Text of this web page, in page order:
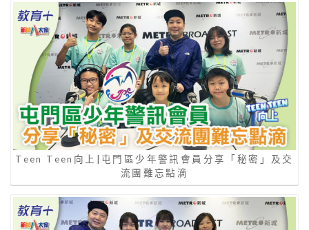
Teen Teen向上|屯門區少年警訊會員分享「秘密」及交
流團難忘點滴